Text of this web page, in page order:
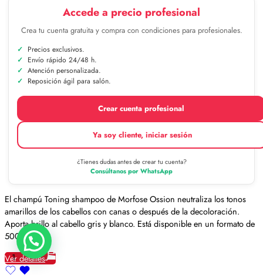
Accede a precio profesional
Crea tu cuenta gratuita y compra con condiciones para profesionales.
Precios exclusivos.
Envío rápido 24/48 h.
Atención personalizada.
Reposición ágil para salón.
Crear cuenta profesional
Ya soy cliente, iniciar sesión
¿Tienes dudas antes de crear tu cuenta?
Consúltanos por WhatsApp
El champú Toning shampoo de Morfose Ossion neutraliza los tonos
amarillos de los cabellos con canas o después de la decoloración.
Aporta brillo al cabello gris y blanco. Está disponible en un formato de
500 ml.
Ver detalles
1